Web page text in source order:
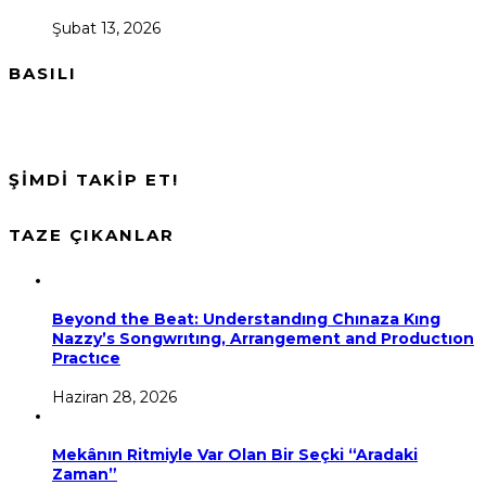
Şubat 13, 2026
BASILI
ŞİMDİ TAKİP ET!
TAZE ÇIKANLAR
Beyond the Beat: Understandıng Chınaza Kıng
Nazzy’s Songwrıtıng, Arrangement and Productıon
Practıce
Haziran 28, 2026
Mekânın Ritmiyle Var Olan Bir Seçki “Aradaki
Zaman”